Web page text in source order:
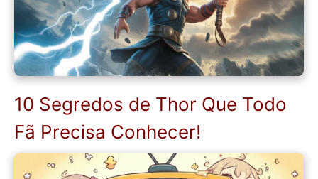
10 Segredos de Thor Que Todo
Fã Precisa Conhecer!